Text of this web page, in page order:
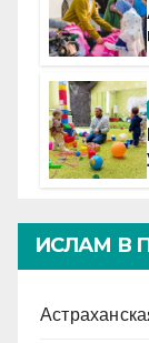
ИСЛАМ В